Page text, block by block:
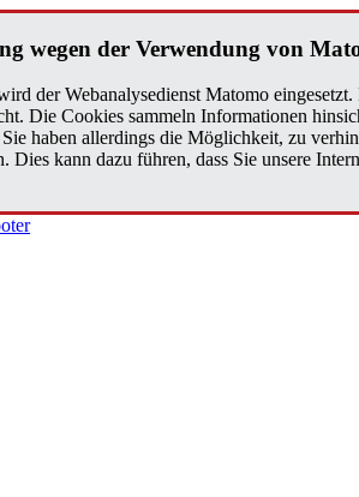
wegen der Ver­wen­dung von
der Webanalysedienst Matomo
Die Cookies sammeln Informationen
haben allerdings die Möglichkeit, zu
Dies kann dazu führen, dass Sie unsere